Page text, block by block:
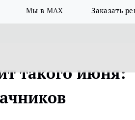
Мы в MAX Заказать
такого июня: